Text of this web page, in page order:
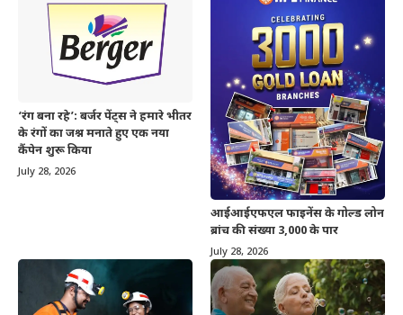
‘रंग बना रहे’: बर्जर पेंट्स ने हमारे भीतर
के रंगों का जश्न मनाते हुए एक नया
कैंपेन शुरू किया
July 28, 2026
आईआईएफएल फाइनेंस के गोल्ड लोन
ब्रांच की संख्या 3,000 के पार
July 28, 2026